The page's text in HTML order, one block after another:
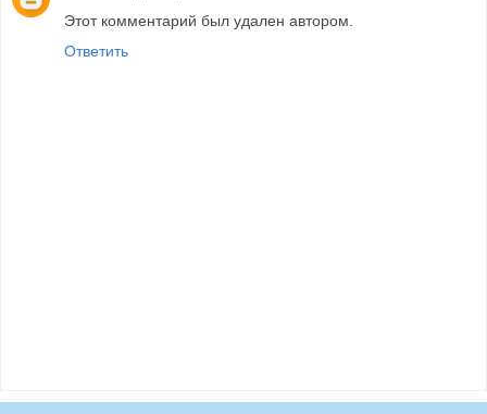
Этот комментарий был удален автором.
Ответить